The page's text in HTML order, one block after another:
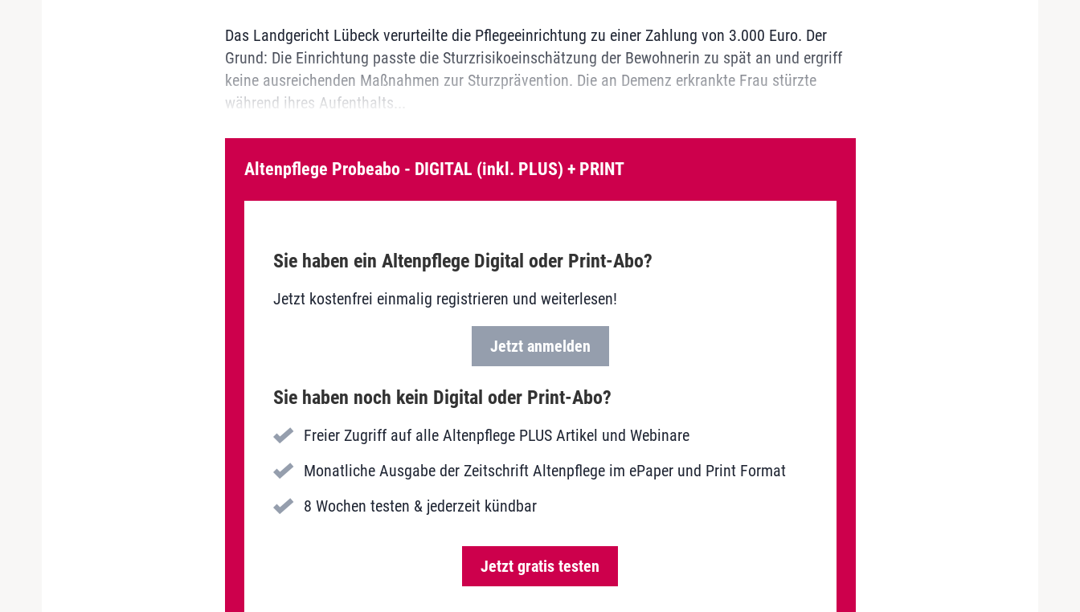
Das Landgericht Lübeck verurteilte die Pflegeeinrichtung zu einer Zahlung von 3.000 Euro. Der
Grund: Die Einrichtung passte die Sturzrisikoeinschätzung der Bewohnerin zu spät an und ergriff
keine ausreichenden Maßnahmen zur Sturzprävention. Die an Demenz erkrankte Frau stürzte
während ihres Aufenthalts...
Altenpflege Probeabo - DIGITAL (inkl. PLUS) + PRINT
Sie haben ein Altenpflege Digital oder Print-Abo?
Jetzt kostenfrei einmalig registrieren und weiterlesen!
Jetzt anmelden
Sie haben noch kein Digital oder Print-Abo?
Freier Zugriff auf alle Altenpflege PLUS Artikel und Webinare
Monatliche Ausgabe der Zeitschrift Altenpflege im ePaper und Print Format
8 Wochen testen & jederzeit kündbar
Jetzt gratis testen